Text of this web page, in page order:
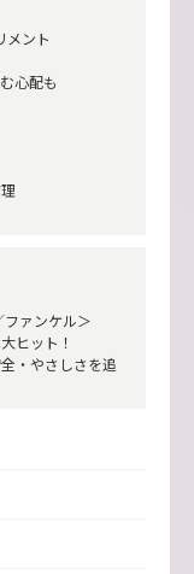
メント
心配も
ファンケル＞
ヒット！
・やさしさを追